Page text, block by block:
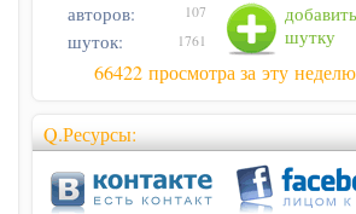
добавить
шутку
авторов: 107
шуток: 1761
66422 просмотра за эту неделю
Q.Ресурсы: